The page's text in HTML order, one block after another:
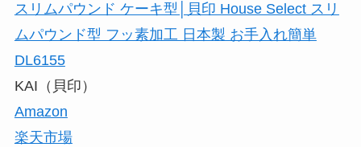
スリムパウンド ケーキ型│貝印 House Select スリ
ムパウンド型 フッ素加工 日本製 お手入れ簡単
DL6155
KAI（貝印）
Amazon
楽天市場